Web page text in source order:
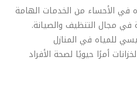
في الأحساء من الخدمات الهامة
مجال التنظيف والصيانة.
للمياه في المنازل
أمرًا حيويًا لصحة الأفراد